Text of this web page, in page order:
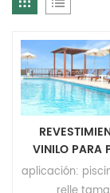
VINILO PARA
aplicación: